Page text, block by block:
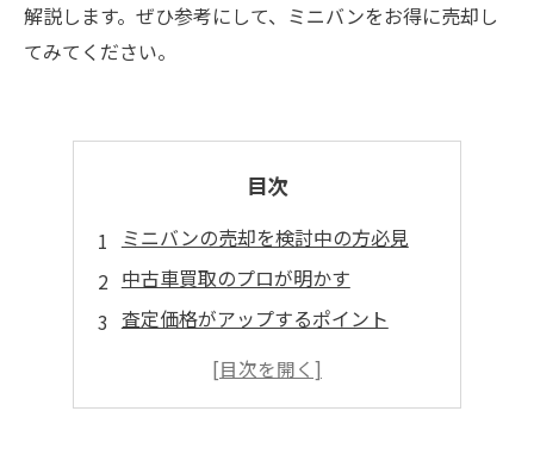
解説します。ぜひ参考にして、ミニバンをお得に売却し
てみてください。
目次
ミニバンの売却を検討中の方必見
中古車買取のプロが明かす
査定価格がアップするポイント
売却前に知っておきたいポイント